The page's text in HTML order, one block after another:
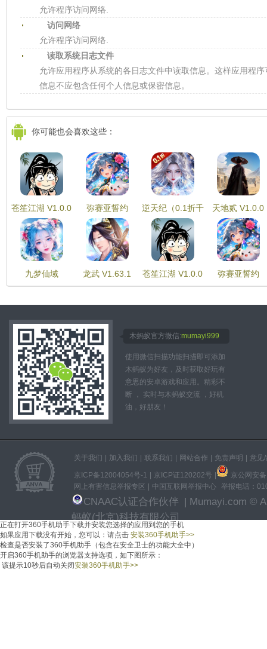
允许程序访问网络.
访问网络
允许程序访问网络.
读取系统日志文件
允许应用程序从系统的各日志文件中读取信息。这样应用程
信息不应包含任何个人信息或保密信息。
你可能也会喜欢这些：
苍笙江湖 V1.0.0
弥赛亚誓约
V1.0.2
逆天纪（0.1折千
抽豪礼） V1.0.0
天地贰 V1.0.0
九梦仙域
V10.0.1
龙武 V1.63.1 苍笙江湖 V1.0.0
弥赛亚誓约
V1.0.2
木蚂蚁官方微信:mumayi999
使用微信扫描功能扫描即可添加
木蚂蚁为好友，及时获取好玩有
意思的安卓游戏和应用。精彩不
断 ， 实时与木蚂蚁交流 ，好机
油，好朋友！
关于我们 加入我们 联系我们 网站合作 免责声明
意见
京ICP备12004054号-1 | 京ICP证120202号 |
京公网安
网上有害信息举报专区
中国互联网举报中心 举报电话：
CNAAC认证合作伙伴 | Mumayi.com ©
蚂蚁(北京)科技有限公司
正在打开360手机助手下载并安装您选择的应用到您的手机
如果应用下载没有开始， 您可以： 请点击 安装360手机助手>>
检查是否安装了360手机助手（包含在安全卫士的功能大全中）
开启360手机助手的浏览器支持选项，如下图所示：
该提示10秒后自动关闭安装360手机助手>>